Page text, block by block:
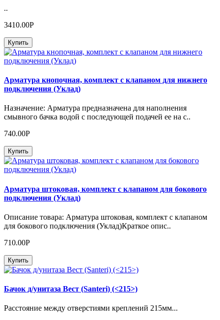
..
3410.00Р
Купить
Арматура кнопочная, комплект с клапаном для нижнего
подключения (Уклад)
Назначение: Арматура предназначена для наполнения
смывного бачка водой с последующей подачей ее на с..
740.00Р
Купить
Арматура штоковая, комплект с клапаном для бокового
подключения (Уклад)
Описание товара: Арматура штоковая, комплект с клапаном
для бокового подключения (Уклад)Краткое опис..
710.00Р
Купить
Бачок д/унитаза Вест (Santeri) (<215>)
Расстояние между отверстиями креплений 215мм...